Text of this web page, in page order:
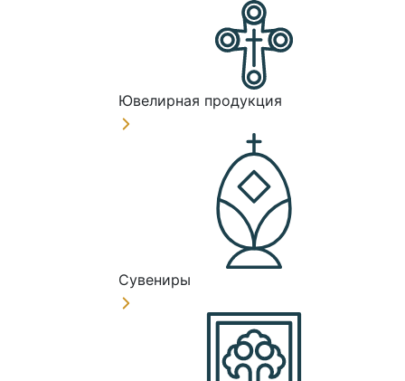
Ювелирная продукция
Сувениры